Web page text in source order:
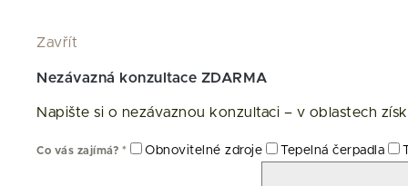
Zavřít
Nezávazná konzultace ZDARMA
Napište si o nezávaznou konzultaci – v oblastech
Co vás zajímá? * Obnovitelné zdroje Tepelná čerpadla